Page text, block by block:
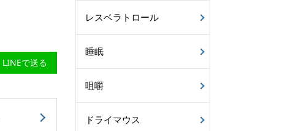
LINEで送る
レスベラトロール
睡眠
咀嚼
ドライマウス